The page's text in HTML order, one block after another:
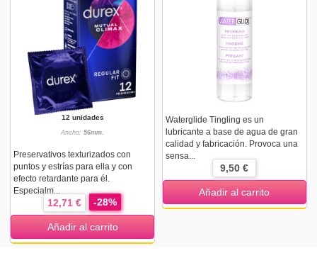
12 unidades
Ancho:56mm.
Preservativos texturizados con
puntos y estrías para ella y con
efecto retardante para él.
Especialm...
12,71 € -28%
Añadir al carrito
Waterglide Tingling es un
lubricante a base de agua de gran
calidad y fabricación. Provoca una
sensa...
9,50 €
Añadir al carrito